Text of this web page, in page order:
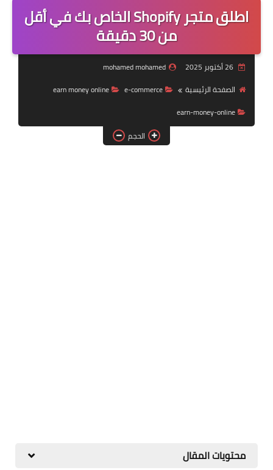
مواقع العمل الحر
ادسنس
الربح من انستجرام
الاسهم
فايفر
اطلق متجر Shopify الخاص بك في أقل
من 30 دقيقة
26 أكتوبر 2025
mohamed mohamed
الصفحة الرئيسية
e-commerce
earn money online
earn-money-online
الحجم
محتويات المقال